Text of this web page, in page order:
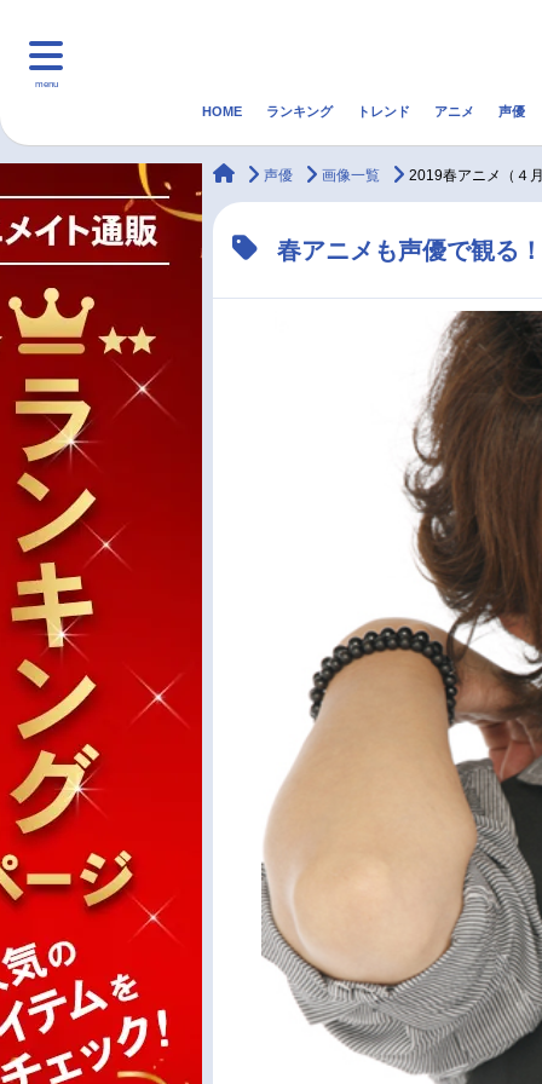
menu
マンガ・ラノベ ゲーム・アプリ 音楽
最新記事一覧
アニメ記事一覧
声優記事一覧
HOME ランキング トレンド アニメ 声優
animateTimes
声優 画像一覧 2019春アニメ（４
春アニメも声優で観る